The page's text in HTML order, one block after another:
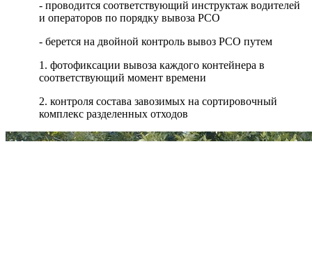
- проводится соответствующий инструктаж водителей
и операторов по порядку вывоза РСО
- берется на двойной контроль вывоз РСО путем
1. фотофиксации вывоза каждого контейнера в
соответствующий момент времени
2. контроля состава завозимых на сортировочный
комплекс разделенных отходов